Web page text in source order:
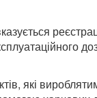
які